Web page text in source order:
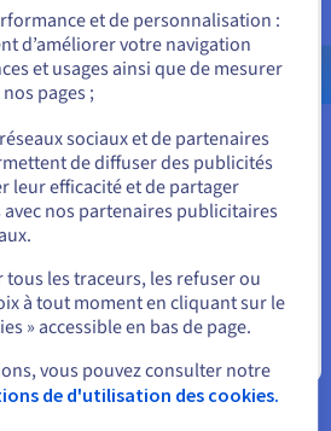
communication
culture de collaboration et de
en matière de sécurité, en
entre les équipes chargées
la sécurité et des opérations.
communication, une
des problèmes et une approche
logiciel. DevSecOps
tout au long du processus de
Unis
learn Anglais USD - $
ou
site web
et de personnalisation :
d’améliorer votre navigation
et usages ainsi que de mesurer
pages ;
sociaux et de partenaires
de diffuser des publicités
leur efficacité et de partager
nos partenaires publicitaires
tous les traceurs, les refuser ou
à tout moment en cliquant sur le
» accessible en bas de page.
vous pouvez consulter notre
de d'utilisation des cookies.